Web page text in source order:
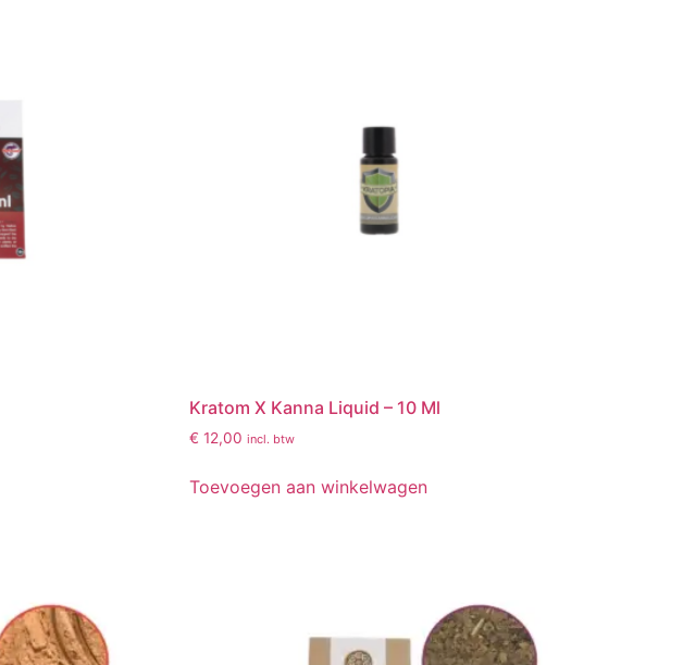
Kratom X Kanna Liquid – 10 Ml
€ 12,00 incl. btw
Toevoegen aan winkelwagen